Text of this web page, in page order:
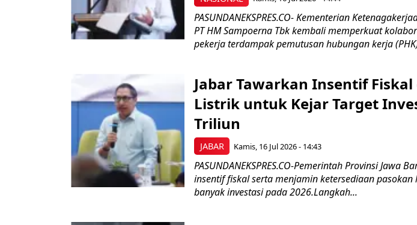
PASUNDANEKSPRES.CO- Kementerian
PT HM Sampoerna Tbk kembali memperkuat
pekerja terdampak pemutusan hubungan kerja
JABAR
Jabar Tawarkan Insentif
Listrik untuk Kejar Target
Triliun
Kamis, 16 Jul 2026 - 14:43
PASUNDANEKSPRES.CO-Pemerintah Provinsi Jawa
insentif fiskal serta menjamin ketersediaan
banyak investasi pada 2026.Langkah...